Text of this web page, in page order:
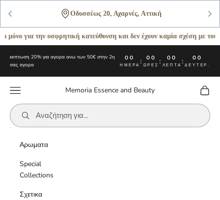
Οδυσσέως 20, Αχαρνές, Αττική
για την οσφρητική κατεύθυνση και δεν έχουν καμία σχέση με τους
εκπτωση 20% για αγορα ανω των 50€ στην 2η
σας αγορα
00
ΗΜΈΡΑ : 00
ΏΡΕΣ : 00
ΛΕΠΤΆ : 00
ΔΕΥΤΕΡ.
Memoria Essence and Beauty
Μενού Καλάθι
Αρωματα
Special
Collections
Σχετικα